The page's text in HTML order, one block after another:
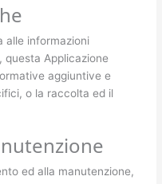
alle informazioni
Applicazione
aggiuntive e
o la raccolta ed il
ed alla manutenzione,